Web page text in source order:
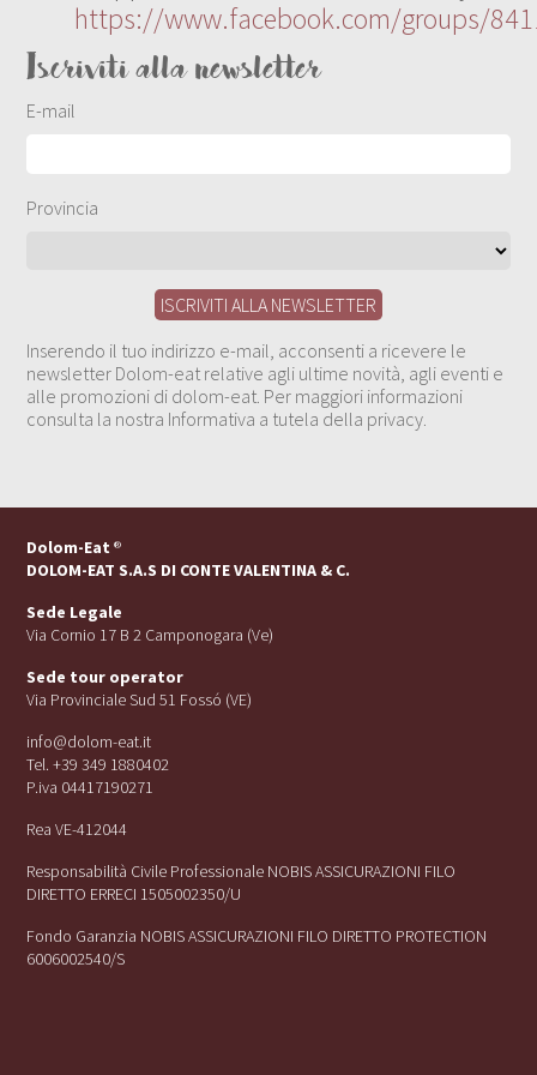
https://www.facebook.com/groups/
Iscriviti alla newsletter
E-mail
Provincia
Inserendo il tuo indirizzo e-mail, acconsenti a ricevere le
newsletter Dolom-eat relative agli ultime novità, agli eventi e
alle promozioni di dolom-eat. Per maggiori informazioni
consulta la nostra Informativa a tutela della privacy.
Dolom-Eat ®
DOLOM-EAT S.A.S DI CONTE VALENTINA & C.
Sede Legale
Via Cornio 17 B 2 Camponogara (Ve)
Sede tour operator
Via Provinciale Sud 51 Fossó (VE)
info@dolom-eat.it
Tel. +39 349 1880402
P.iva 04417190271
Rea VE-412044
Responsabilità Civile Professionale NOBIS ASSICURAZIONI FILO
DIRETTO ERRECI 1505002350/U
Fondo Garanzia NOBIS ASSICURAZIONI FILO DIRETTO PROTECTION
6006002540/S